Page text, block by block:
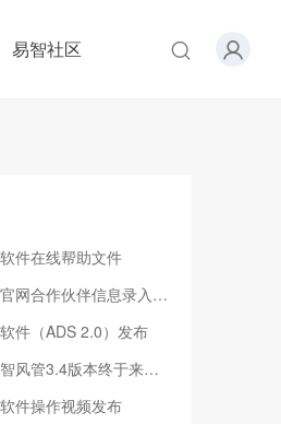
易智社区
件在线帮助文件
作伙伴信息录入开通了！
件（ADS 2.0）发布
管3.4版本终于来了！
件操作视频发布